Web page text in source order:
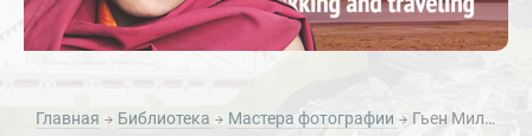
Главная Библиотека Мастера фотографии Гьен Мили Gjon Mili